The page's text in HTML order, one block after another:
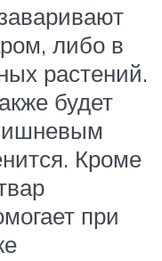
либо в
растений.
будет
Кроме
при